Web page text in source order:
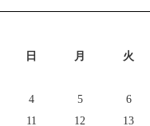
日 月 火
4
5 6
11
12 13